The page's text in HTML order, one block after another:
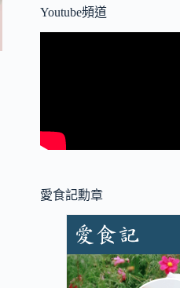
Youtube頻道
愛食記勳章